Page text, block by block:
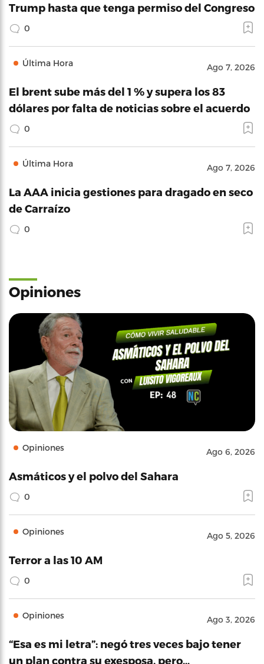
Trump hasta que tenga permiso del Congreso
0
Última Hora Ago 7, 2026
El brent sube más del 1 % y supera los 83
dólares por falta de noticias sobre el acuerdo
0
Última Hora Ago 7, 2026
La AAA inicia gestiones para dragado en seco
de Carraízo
0
Opiniones
Opiniones Ago 6, 2026
Asmáticos y el polvo del Sahara
0
Opiniones Ago 5, 2026
Terror a las 10 AM
0
Opiniones Ago 3, 2026
“Esa es mi letra”: negó tres veces bajo tener
un plan contra su exesposa, pero…